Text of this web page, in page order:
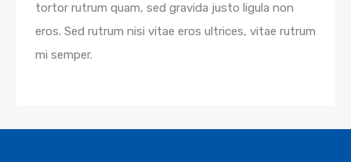
tortor rutrum quam, sed gravida justo ligula non
eros. Sed rutrum nisi vitae eros ultrices, vitae rutrum
mi semper.